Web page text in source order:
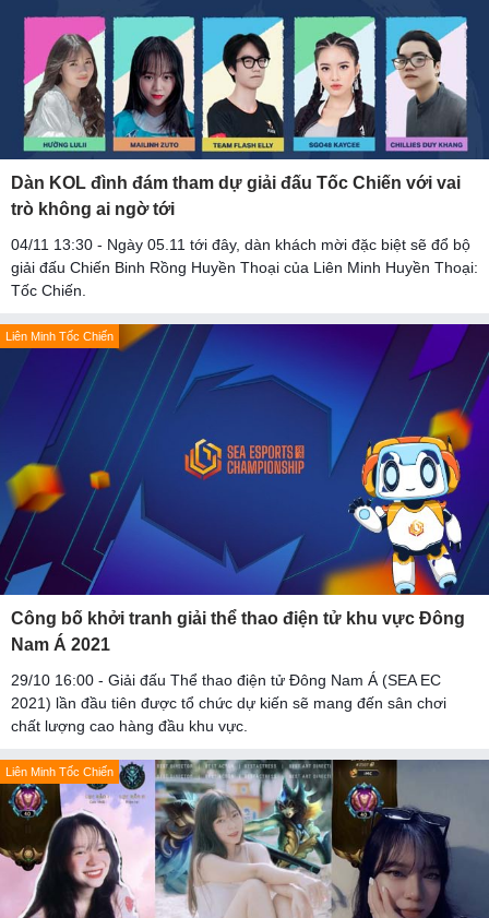
Dàn KOL đình đám tham dự giải đấu Tốc Chiến với vai
trò không ai ngờ tới
04/11 13:30 - Ngày 05.11 tới đây, dàn khách mời đặc biệt sẽ đổ bộ
giải đấu Chiến Binh Rồng Huyền Thoại của Liên Minh Huyền Thoại:
Tốc Chiến.
Liên Minh Tốc Chiến
Công bố khởi tranh giải thể thao điện tử khu vực Đông
Nam Á 2021
29/10 16:00 - Giải đấu Thể thao điện tử Đông Nam Á (SEA EC
2021) lần đầu tiên được tổ chức dự kiến sẽ mang đến sân chơi
chất lượng cao hàng đầu khu vực.
Liên Minh Tốc Chiến